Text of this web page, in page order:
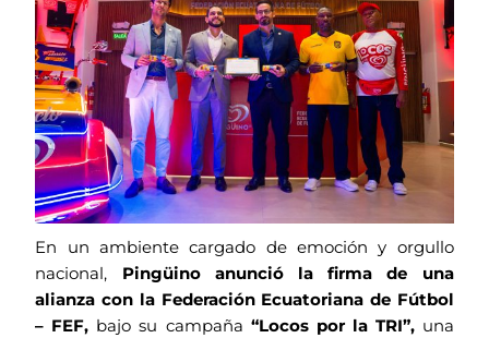
En un ambiente cargado de emoción y orgullo
nacional, Pingüino anunció la firma de una
alianza con la Federación Ecuatoriana de Fútbol
– FEF, bajo su campaña “Locos por la TRI”,una